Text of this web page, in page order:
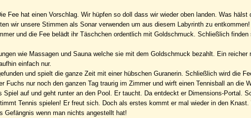
Fee hat einen Vorschlag. Wir hüpfen so doll dass wir wieder oben landen. Was hälst
wir unsere Stimmen als Sonar verwenden um aus diesem Labyrinth zu
und die Fee belädt ihr Täschchen ordentlich mit Goldschmuck. Schließlich
wie Massagen und Sauna welche sie mit dem Goldschmuck bezahlt. Ein reicher
einfach nur.
und spielt die ganze Zeit mit einer hübschen Guranerin. Schließlich wird die
Fuchs nur noch den ganzen Tag traurig im Zimmer und wirft einen Tennisball an die
auf und geht runter an den Pool. Er taucht. Da entdeckt er Dimensions-Portal.
Tennis spielen! Er freut sich. Doch als erstes kommt er mal wieder in den Knast.
Gefängnis wenn man nichts angestellt hat!